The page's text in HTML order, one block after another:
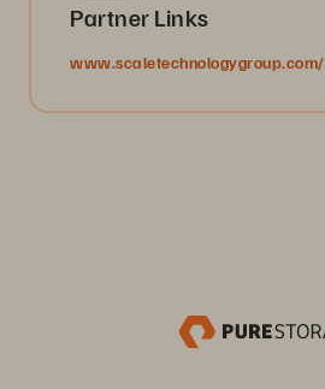
Partner Links
www.scaletechnologygroup.com/